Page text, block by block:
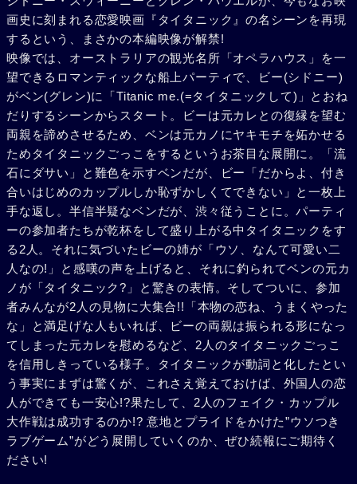
画史に刻まれる恋愛映画『タイタニック』の名シーンを再現
するという、まさかの本編映像が解禁!
映像では、オーストラリアの観光名所「オペラハウス」を一
望できるロマンティックな船上パーティで、ビー(シドニー)
がベン(グレン)に「Titanic me.(=タイタニックして)」とおね
だりするシーンからスタート。ビーは元カレとの復縁を望む
両親を諦めさせるため、ベンは元カノにヤキモチを妬かせる
ためタイタニックごっこをするというお茶目な展開に。「流
石にダサい」と難色を示すベンだが、ビー「だからよ、付き
合いはじめのカップルしか恥ずかしくてできない」と一枚上
手な返し。半信半疑なベンだが、渋々従うことに。パーティ
ーの参加者たちが乾杯をして盛り上がる中タイタニックをす
る2人。それに気づいたビーの姉が「ウソ、なんて可愛い二
人なの!」と感嘆の声を上げると、それに釣られてベンの元カ
ノが「タイタニック?」と驚きの表情。そしてついに、参加
者みんなが2人の見物に大集合!!「本物の恋ね、うまくやった
な」と満足げな人もいれば、ビーの両親は振られる形になっ
てしまった元カレを慰めるなど、2人のタイタニックごっこ
を信用しきっている様子。タイタニックが動詞と化したとい
う事実にまずは驚くが、これさえ覚えておけば、外国人の恋
人ができても一安心!?果たして、2人のフェイク・カップル
大作戦は成功するのか!? 意地とプライドをかけた”ウソつき
ラブゲーム”がどう展開していくのか、ぜひ続報にご期待く
ださい!